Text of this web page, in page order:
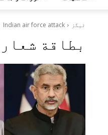
ٹیگز Indian air force attack
بطاقة